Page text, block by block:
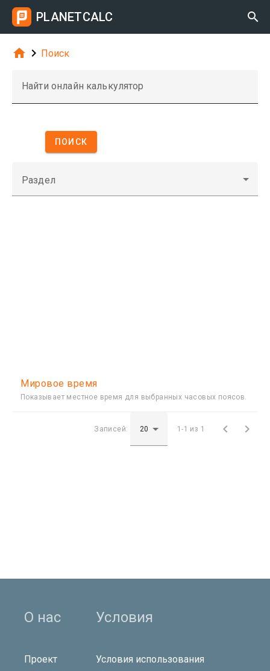
PLANETCALC 
  Поиск
Найти онлайн калькулятор
ПОИСК
Раздел
Мировое время
Показывает местное время для выбранных часовых поясов.
Записей: 1-1 из 1  
О нас
Проект
Условия
Условия использования